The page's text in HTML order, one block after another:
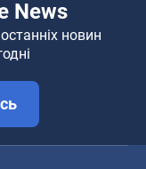
News
новин